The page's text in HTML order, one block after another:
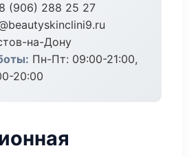
8 (906) 288 25 27
на-Дону
Пн-Пт: 09:00-21:00,
20:00